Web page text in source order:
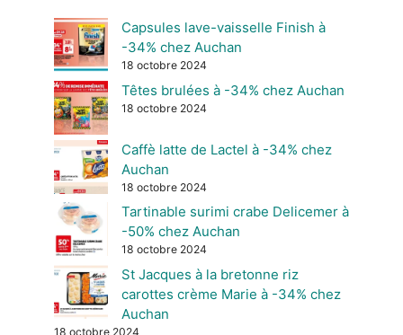
Capsules lave-vaisselle Finish à
-34% chez Auchan
18 octobre 2024
Têtes brulées à -34% chez Auchan
18 octobre 2024
Caffè latte de Lactel à -34% chez
Auchan
18 octobre 2024
Tartinable surimi crabe Delicemer à
-50% chez Auchan
18 octobre 2024
St Jacques à la bretonne riz
carottes crème Marie à -34% chez
Auchan
18 octobre 2024